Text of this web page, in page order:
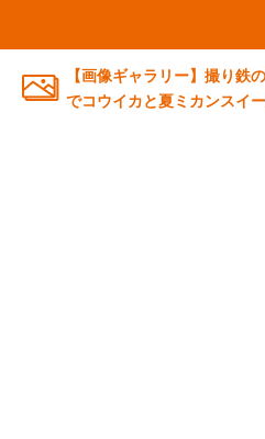
【画像ギャラリー】撮り鉄
でコウイカと夏ミカンスイ